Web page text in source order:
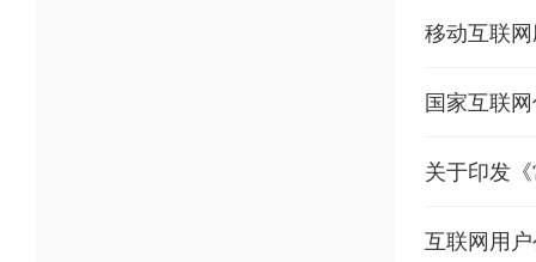
移动互联
国家互联
关于印发
互联网用